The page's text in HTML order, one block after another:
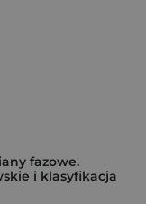
fazowe.
i klasyfikacja